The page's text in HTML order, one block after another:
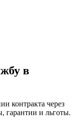
в
контракта через
гарантии и льготы.